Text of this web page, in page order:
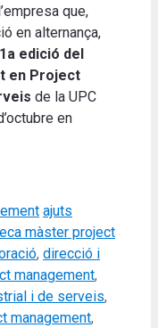
que,
en alternança,
edició del
en Project
de la UPC
en
Tags
ajuts
màster project
, direcció i
management,
i de serveis,
management,